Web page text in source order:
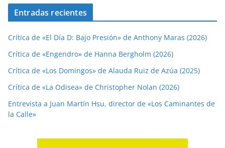
Entradas recientes
Crítica de «El Día D: Bajo Presión» de Anthony Maras (2026)
Crítica de «Engendro» de Hanna Bergholm (2026)
Crítica de «Los Domingos» de Alauda Ruiz de Azúa (2025)
Crítica de «La Odisea» de Christopher Nolan (2026)
Entrevista a Juan Martín Hsu, director de «Los Caminantes de
la Calle»